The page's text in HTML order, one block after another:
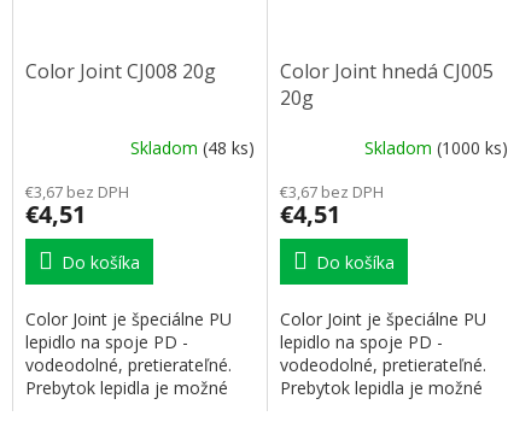
Color Joint CJ008 20g
Skladom (48 ks)
€3,67 bez DPH
€4,51
Do košíka
Color Joint je špeciálne PU
lepidlo na spoje PD -
vodeodolné, pretierateľné.
Prebytok lepidla je možné
Color Joint hnedá CJ005
20g
Skladom(1000 ks)
€3,67 bez DPH
€4,51
Do košíka
Color Joint je špeciálne PU
lepidlo na spoje PD -
vodeodolné, pretierateľné.
Prebytok lepidla je možné